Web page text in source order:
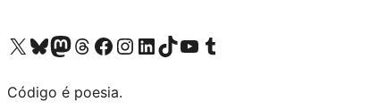
Visite a nossa conta X (antigo Twitter)
Visit our Bluesky account
Visit our Mastodon account
Visit our Threads account
Visite a nossa página do Facebook
Visite a nossa conta no Instagram
Visite a nossa conta no LinkedIn
Visit our TikTok account
Visit our YouTube channel
Visit our Tumblr account
Código é poesia.